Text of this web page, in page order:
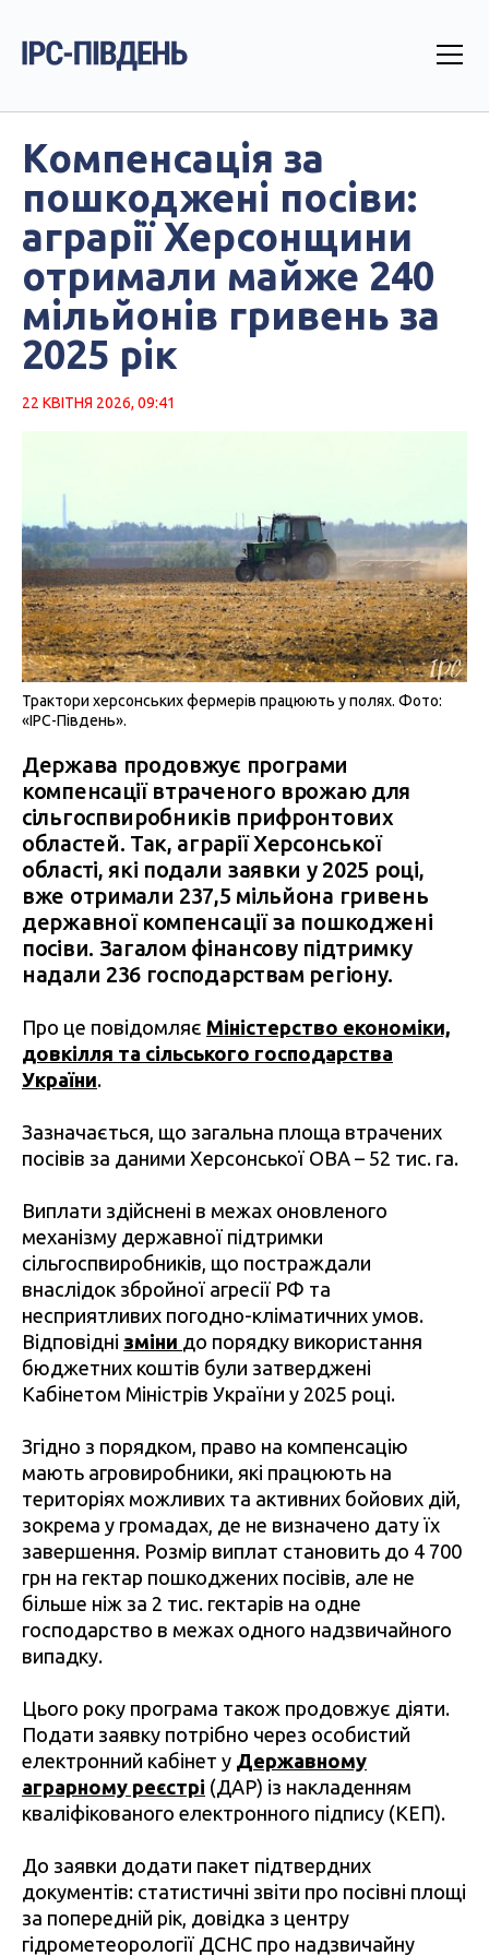
Компенсація за
пошкоджені посіви:
аграрії Херсонщини
отримали майже 240
мільйонів гривень за
2025 рік
22 КВІТНЯ 2026, 09:41
Трактори херсонських фермерів працюють у полях. Фото:
«IPC-Південь».
Держава продовжує програми
компенсації втраченого врожаю для
сільгоспвиробників прифронтових
областей. Так, аграрії Херсонської
області, які подали заявки у 2025 році,
вже отримали 237,5 мільйона гривень
державної компенсації за пошкоджені
посіви. Загалом фінансову підтримку
надали 236 господарствам регіону.
Про це повідомляє Міністерство економіки,
довкілля та сільського господарства
України.
Зазначається, що загальна площа втрачених
посівів за даними Херсонської ОВА – 52 тис. га.
Виплати здійснені в межах оновленого
механізму державної підтримки
сільгоспвиробників, що постраждали
внаслідок збройної агресії РФ та
несприятливих погодно-кліматичних умов.
Відповідні зміни до порядку використання
бюджетних коштів були затверджені
Кабінетом Міністрів України у 2025 році.
Згідно з порядком, право на компенсацію
мають агровиробники, які працюють на
територіях можливих та активних бойових дій,
зокрема у громадах, де не визначено дату їх
завершення. Розмір виплат становить до 4 700
грн на гектар пошкоджених посівів, але не
більше ніж за 2 тис. гектарів на одне
господарство в межах одного надзвичайного
випадку.
Цього року програма також продовжує діяти.
Подати заявку потрібно через особистий
електронний кабінет у Державному
аграрному реєстрі (ДАР) із накладенням
кваліфікованого електронного підпису (КЕП).
До заявки додати пакет підтвердних
документів: статистичні звіти про посівні площі
за попередній рік, довідка з центру
гідрометеорології ДСНС про надзвичайну